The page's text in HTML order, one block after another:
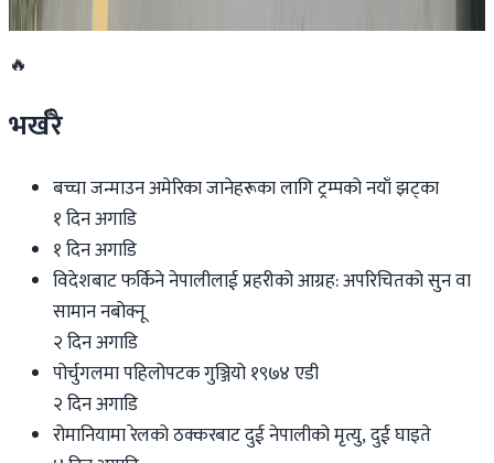
🔥
भर्खरै
बच्चा जन्माउन अमेरिका जानेहरूका लागि ट्रम्पको नयाँ झट्का
१ दिन अगाडि
१ दिन अगाडि
विदेशबाट फर्किने नेपालीलाई प्रहरीको आग्रह: अपरिचितको सुन वा
सामान नबोक्नू
२ दिन अगाडि
पोर्चुगलमा पहिलोपटक गुञ्जियो १९७४ एडी
२ दिन अगाडि
रोमानियामा रेलको ठक्करबाट दुई नेपालीको मृत्यु, दुई घाइते